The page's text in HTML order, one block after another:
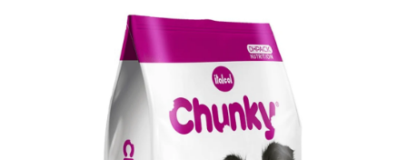
Ir directamente a la información del producto